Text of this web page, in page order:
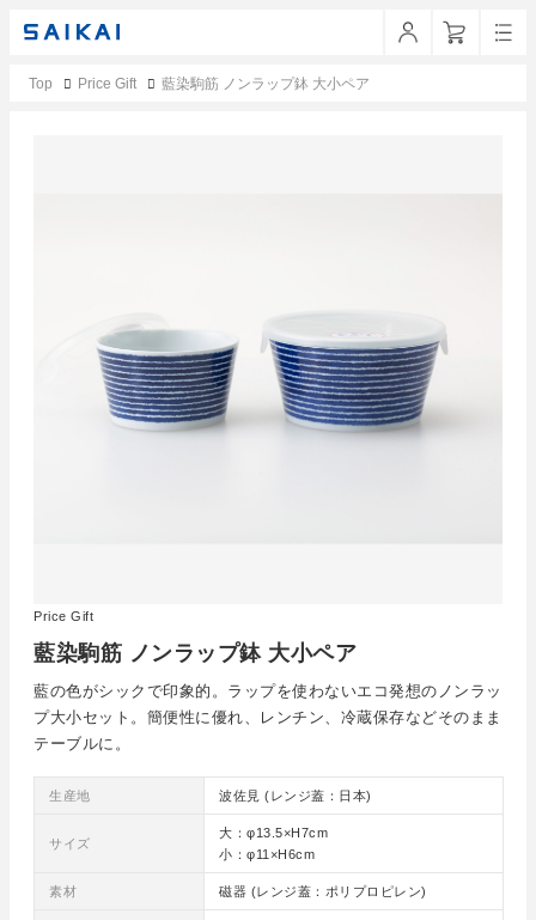
Top Price Gift 藍染駒筋 ノンラップ鉢 大小ペア
藍染駒筋 ノンラップ鉢 大小ペア
Price Gift
藍の色がシックで印象的。ラップを使わないエコ発想のノンラッ
プ大小セット。簡便性に優れ、レンチン、冷蔵保存などそのまま
テーブルに。
生産地 波佐見 (レンジ蓋：日本)
サイズ
大：φ13.5×H7cm
小：φ11×H6cm
素材 磁器 (レンジ蓋：ポリプロピレン)